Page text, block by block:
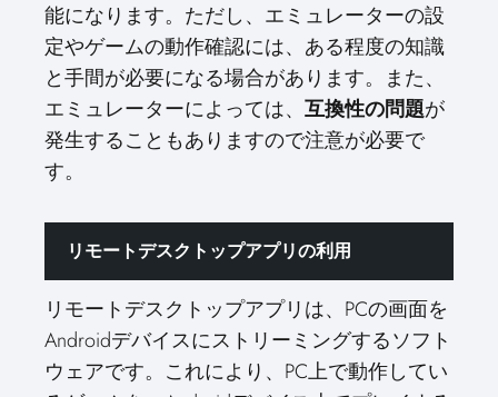
能になります。ただし、エミュレーターの設
定やゲームの動作確認には、ある程度の知識
と手間が必要になる場合があります。また、
エミュレーターによっては、 互換性の問題が
発生することもありますので注意が必要で
す。
リモートデスクトップアプリの利用
リモートデスクトップアプリは、PCの画面を
Androidデバイスにストリーミングするソフト
ウェアです。これにより、PC上で動作してい